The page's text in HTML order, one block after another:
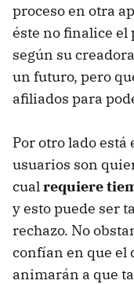
proceso en otra
éste no finalice el
según su
un futuro, pero
afiliados para
Por otro lado está
usuarios son
cualrequiere
y esto puede ser
rechazo. No
confían en que el
animarán a que